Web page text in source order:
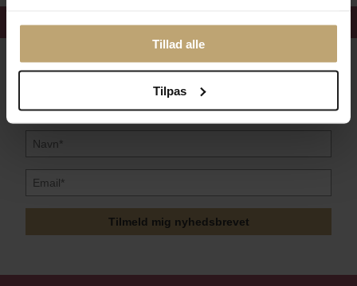
Tillad alle
Tilpas
Få 15%velkomstrabat
Følg med i vores nyhedsbrev
Læs mere her
Tilmeld mig nyhedsbrevet